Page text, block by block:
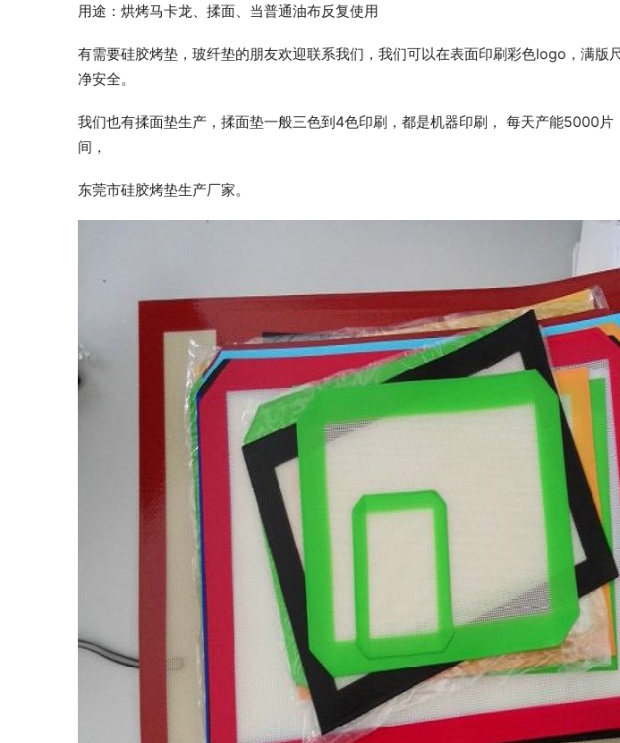
用途：烘烤马卡龙、揉面、当普通油布反复使用
有需要硅胶烤垫，玻纤垫的朋友欢迎联系我们，我们可以在表面印刷彩色logo，满版
净安全。
我们也有揉面垫生产，揉面垫一般三色到4色印刷，都是机器印刷， 每天产能5000片
间，
东莞市硅胶烤垫生产厂家。